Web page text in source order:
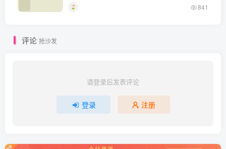
841
评论 抢沙发
请登录后发表评论
登录 注册